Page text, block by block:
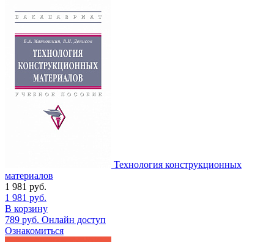
Технология конструкционных
материалов
1 981 руб.
1 981 руб.
В корзину
789 руб. Онлайн доступ
Ознакомиться